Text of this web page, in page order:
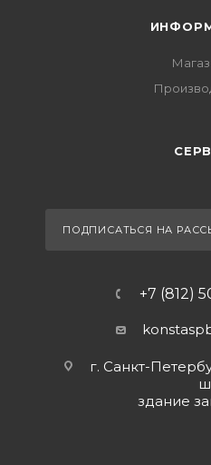
ПОДПИСАТЬСЯ НА
+7 (812)
г. Санкт-
здание